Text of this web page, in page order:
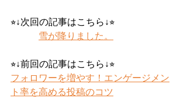
⭐︎↓次回の記事はこちら↓⭐︎
雪が降りました。
⭐︎↓前回の記事はこちら↓⭐︎
フォロワーを増やす！エンゲージメン
ト率を高める投稿のコツ